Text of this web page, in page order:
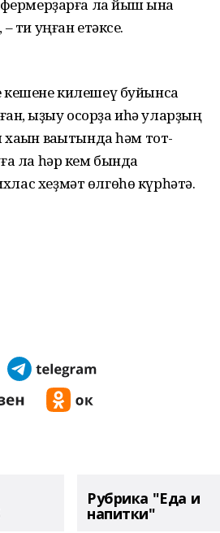
фермер­ҙарға ла йыш ҡына
ти уңған етәксе.
кешене килешеү буйынса
ҡыҙыу осорҙа иһә уларҙың
ваҡытында һәм тот­
ла һәр кем бында
хеҙмәт өлгөһө күрһәтә.
Рубрика "Еда и
напитки"